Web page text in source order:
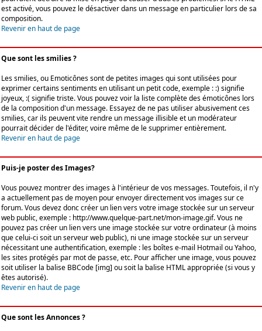
est activé, vous pouvez le désactiver dans un message en particulier lors de sa
composition.
Revenir en haut de page
Que sont les smilies ?
Les smilies, ou Emoticônes sont de petites images qui sont utilisées pour
exprimer certains sentiments en utilisant un petit code, exemple : :) signifie
joyeux, :( signifie triste. Vous pouvez voir la liste complète des émoticônes lors
de la composition d'un message. Essayez de ne pas utiliser abusivement ces
smilies, car ils peuvent vite rendre un message illisible et un modérateur
pourrait décider de l'éditer, voire même de le supprimer entièrement.
Revenir en haut de page
Puis-je poster des Images?
Vous pouvez montrer des images à l'intérieur de vos messages. Toutefois, il n'y
a actuellement pas de moyen pour envoyer directement vos images sur ce
forum. Vous devez donc créer un lien vers votre image stockée sur un serveur
web public, exemple : http://www.quelque-part.net/mon-image.gif. Vous ne
pouvez pas créer un lien vers une image stockée sur votre ordinateur (à moins
que celui-ci soit un serveur web public), ni une image stockée sur un serveur
nécessitant une authentification, exemple : les boîtes e-mail Hotmail ou Yahoo,
les sites protégés par mot de passe, etc. Pour afficher une image, vous pouvez
soit utiliser la balise BBCode [img] ou soit la balise HTML appropriée (si vous y
êtes autorisé).
Revenir en haut de page
Que sont les Annonces ?